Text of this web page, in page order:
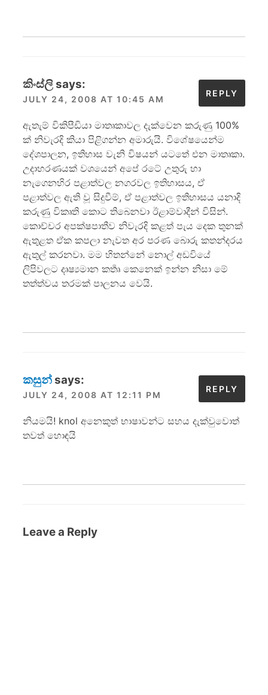
කිංස්ලිsays:
JULY 24, 2008 AT 10:45 AM
ඇතැම් විකිපීඩියා මාතෘකාවල දැක්වෙන කරුණු 100%
ක් නිවැරදි කියා පිළිගන්න අමාරුයි. විශේෂයෙන්ම
දේශපාලන, ඉතිහාස වැනි විෂයන් යටතේ එන මාතෘකා.
උදාහරණයක් වශයෙන් අපේ රටේ උතුරු හා
නැගෙනහිර පළාත්වල නගරවල ඉතිහාසය, ඒ
පළාත්වල ඇති වූ සිදුවීම්, ඒ පළාත්වල ඉතිහාසය යනාදි
කරුණු විකෘති කොට තිබෙනවා ඊළාම්වාදීන් විසින්.
කොච්චර අපක්ෂපාතීව නිවැරදි කළත් පැය දෙක තුනක්
ඇතුළත ඒක කපලා නැවත අර පරණ බොරු කතන්දරය
ඇතුල් කරනවා. මම හිතන්නේ නොල් අඩවියේ
ලිපිවලට දෘෂ්‍යමාන කර්‍තෘ කෙනෙක් ඉන්න නිසා මේ
තත්ත්වය තරමක් පාලනය වෙයි.
REPLY
කසුන්says:
JULY 24, 2008 AT 12:11 PM
නියමයි! knol අනෙකුත් භාෂාවන්ට සහය දැක්වුවොත්
තවත් හොඳයි
REPLY
Leave a Reply